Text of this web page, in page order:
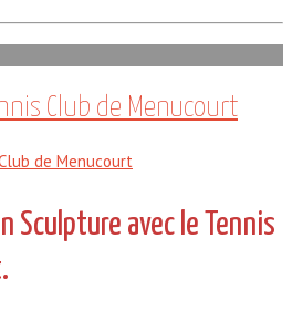
Club de Menucourt
Sculpture avec le Tennis